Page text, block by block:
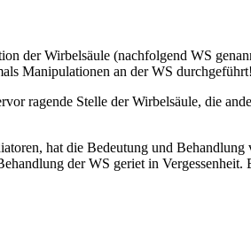
der Wirbelsäule (nachfolgend WS
Manipulationen an der WS durchgeführt!
ragende Stelle der Wirbelsäule, die
hat die Bedeutung und
der WS geriet in